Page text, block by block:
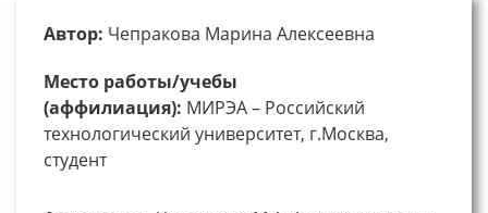
Автор: Чепракова Марина Алексеевна
Место работы/учебы
(аффилиация): МИРЭА – Российский
технологический университет, г.Москва,
студент